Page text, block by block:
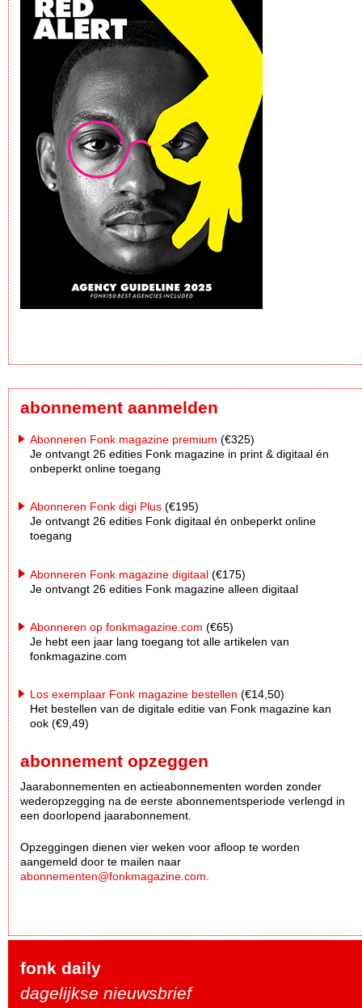
abonnement aanmelden
Abonneren Fonk magazine premium (€325)
Je ontvangt 26 edities Fonk magazine in print & digitaal én
onbeperkt online toegang
Abonneren Fonk digi Plus (€195)
Je ontvangt 26 edities Fonk digitaal én onbeperkt online
toegang
Abonneren Fonk magazine digitaal (€175)
Je ontvangt 26 edities Fonk magazine alleen digitaal
Abonneren op fonkmagazine.com (€65)
Je hebt een jaar lang toegang tot alle artikelen van
fonkmagazine.com
Los exemplaar Fonk magazine bestellen (€14,50)
Het bestellen van de digitale editie van Fonk magazine kan
ook (€9,49)
abonnement opzeggen
Jaarabonnementen en actieabonnementen worden zonder
wederopzegging na de eerste abonnementsperiode verlengd in
een doorlopend jaarabonnement.
Opzeggingen dienen vier weken voor afloop te worden
aangemeld door te mailen naar
abonnementen@fonkmagazine.com
fonk daily
dagelijkse nieuwsbrief